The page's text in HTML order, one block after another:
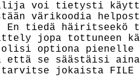
voi tietysti
värikoodia
En tiedä häiritseekö
jopa tottuneen
optiona
että se säästäisi
jokaista FILE